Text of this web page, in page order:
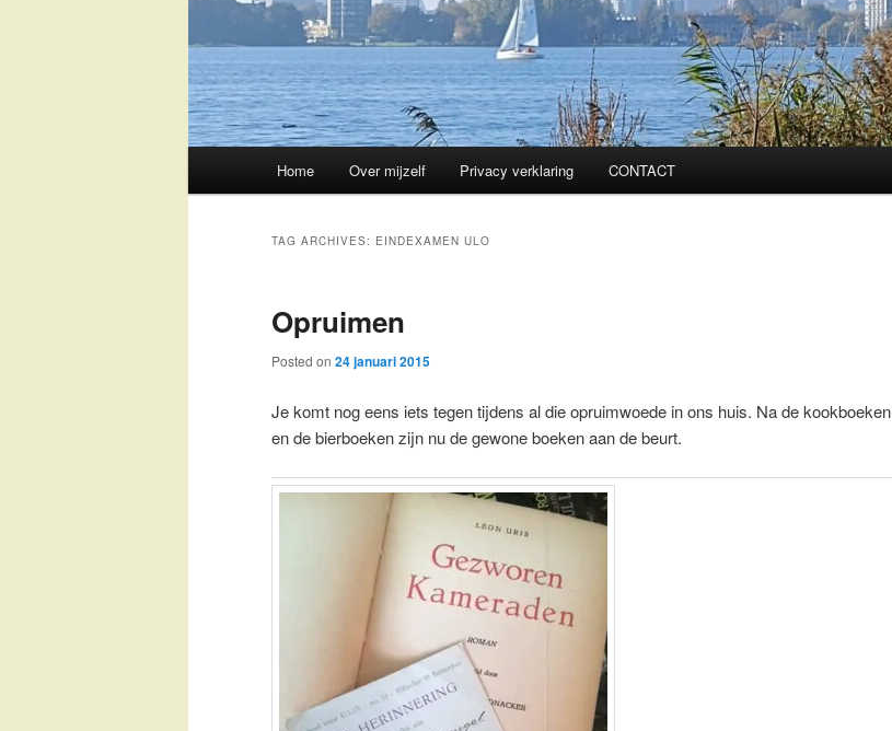
Skip
content
Skip
content
Home Over mijzelf Privacy verklaring CONTACT
TAG ARCHIVES: EINDEXAMEN ULO
Opruimen
Posted on 24 januari 2015
Je komt nog eens iets tegen tijdens al die opruimwoede in ons huis. Na de kookboeken
en de bierboeken zijn nu de gewone boeken aan de beurt.